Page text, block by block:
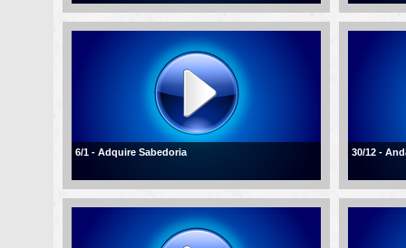
6/1 - Adquire Sabedoria 30/12 -